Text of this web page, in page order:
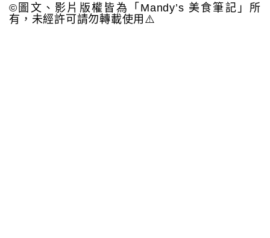
©️圖文、影片版權皆為「Mandy’s 美食筆記」所
有，未經許可請勿轉載使用⚠️